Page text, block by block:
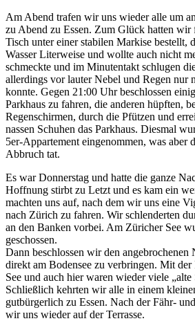
Am Abend trafen wir uns wieder alle um
zu Abend zu Essen. Zum Glück hatten wir
Tisch unter einer stabilen Markise bestellt,
Wasser Literweise und wollte auch nicht
schmeckte und im Minutentakt schlugen
allerdings vor lauter Nebel und Regen nur
konnte. Gegen 21:00 Uhr beschlossen
Parkhaus zu fahren, die anderen hüpften,
Regenschirmen, durch die Pfützen und
nassen Schuhen das Parkhaus. Diesmal
5er-Appartement eingenommen, was aber
Abbruch tat.
Es war Donnerstag und hatte die ganze
Hoffnung stirbt zu Letzt und es kam ein
machten uns auf, nach dem wir uns eine
nach Zürich zu fahren. Wir schlenderten
an den Banken vorbei. Am Züricher See
geschossen.
Dann beschlossen wir den
direkt am Bodensee zu verbringen. Mit der
See und auch hier waren wieder viele „alte
Schließlich kehrten wir alle in einem
gutbürgerlich zu Essen. Nach der Fähr-
wir uns wieder auf der Terrasse.